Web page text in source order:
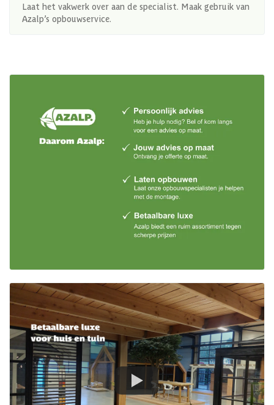
Laat het vakwerk over aan de specialist. Maak gebruik van
Azalp’s opbouwservice.